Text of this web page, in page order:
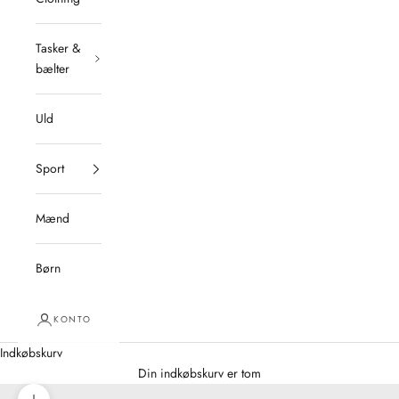
Tasker &
bælter
Uld
Sport
Mænd
Børn
KONTO
Indkøbskurv
Din indkøbskurv er tom